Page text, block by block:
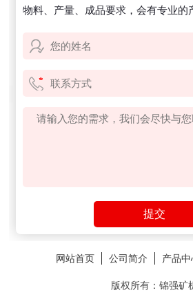
物料、产量、成品要求，会有专业的
网站首页 公司简介 产品中
版权所有：锦强矿